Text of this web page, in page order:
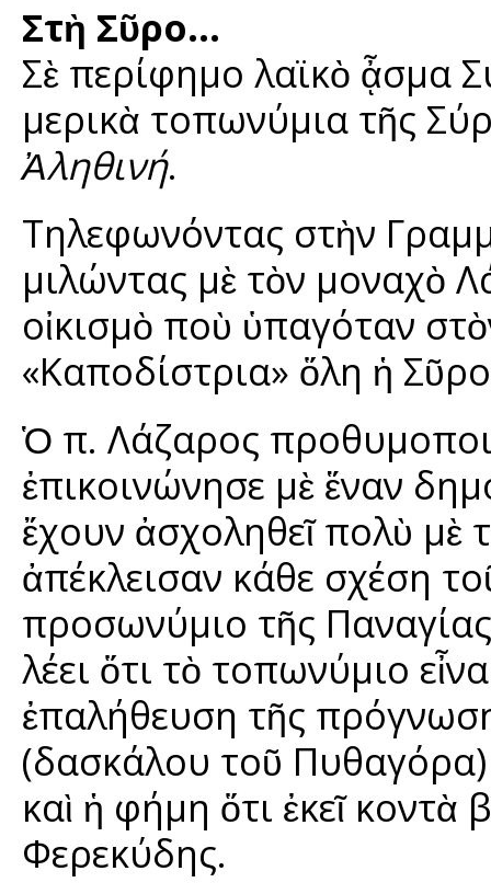
Στὴ Σῦρο…
Σὲ περίφημο λαϊκὸ ᾆσμα
μερικὰ τοπωνύμια τῆς
Ἀληθινή.
Τηλεφωνόντας στὴν
μιλώντας μὲ τὸν μοναχὸ
οἰκισμὸ ποὺ ὑπαγόταν
«Καποδίστρια» ὅλη ἡ
Ὁ π. Λάζαρος
ἐπικοινώνησε μὲ ἕναν
ἔχουν ἀσχοληθεῖ πολὺ μὲ
ἀπέκλεισαν κάθε σχέση
προσωνύμιο τῆς
λέει ὅτι τὸ τοπωνύμιο
ἐπαλήθευση τῆς
(δασκάλου τοῦ Πυθαγόρα)
καὶ ἡ φήμη ὅτι ἐκεῖ
Φερεκύδης.